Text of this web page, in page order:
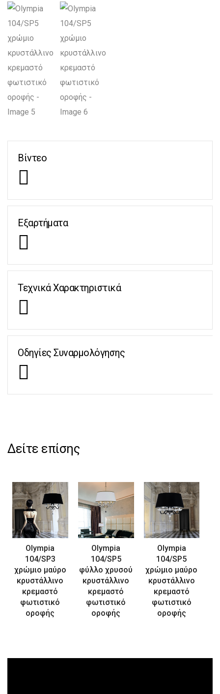
Βίντεο
Εξαρτήματα
Τεχνικά Χαρακτηριστικά
Οδηγίες Συναρμολόγησης
Δείτε επίσης
Olympia
104/SP3
χρώμιο μαύρο
κρυστάλλινο
κρεμαστό
φωτιστικό
οροφής
Olympia
104/SP5
φύλλο χρυσού
κρυστάλλινο
κρεμαστό
φωτιστικό
οροφής
Olympia
104/SP5
χρώμιο μαύρο
κρυστάλλινο
κρεμαστό
φωτιστικό
οροφής